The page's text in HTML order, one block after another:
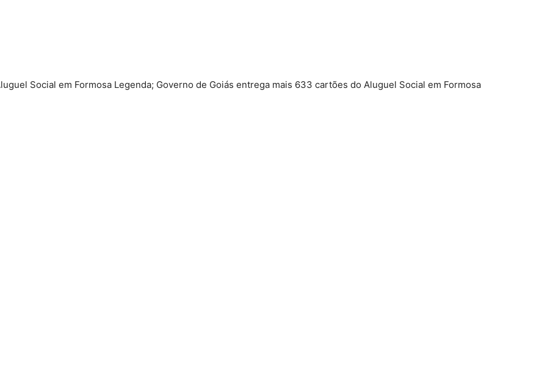
Social em Formosa Legenda; Governo de Goiás entrega mais 633 cartões do Aluguel Social em Formosa